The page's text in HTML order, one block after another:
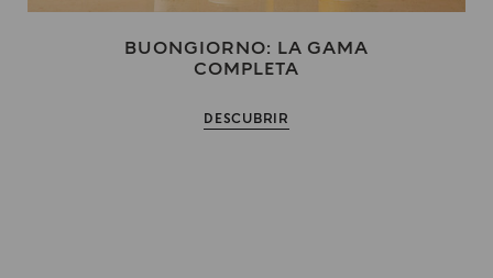
BUONGIORNO: LA GAMA
COMPLETA
DESCUBRIR